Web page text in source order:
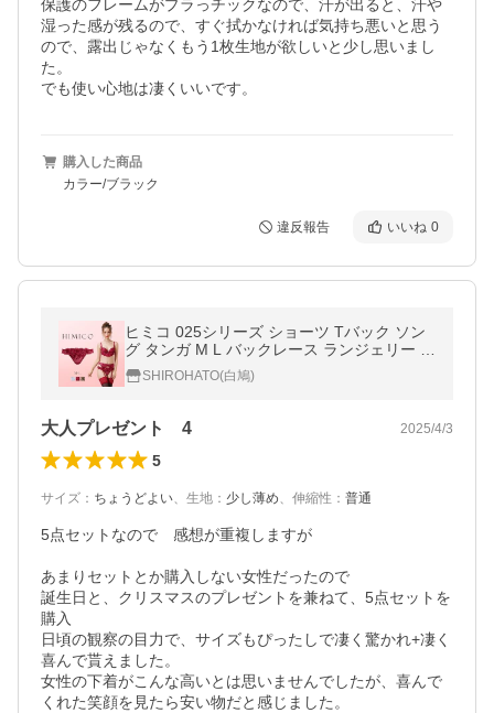
保護のフレームがプラっチックなので、汗が出ると、汗や
湿った感が残るので、すぐ拭かなければ気持ち悪いと思う
ので、露出じゃなくもう1枚生地が欲しいと少し思いまし
た。
でも使い心地は凄くいいです。
購入した商品
カラー/ブラック
違反報告 いいね 0
ヒミコ 025シリーズ ショーツ Tバック ソン
グ タンガ M L バックレース ランジェリー HI
MICOSHIROHATO(白鳩)
大人プレゼント 4 2025/4/3
5
サイズ ： ちょうどよい、 生地 ： 少し薄め、 伸縮性 ： 普通
5点セットなので　感想が重複しますが
あまりセットとか購入しない女性だったので
誕生日と、クリスマスのプレゼントを兼ねて、5点セットを
購入
日頃の観察の目力で、サイズもぴったしで凄く驚かれ+凄く
喜んで貰えました。
女性の下着がこんな高いとは思いませんでしたが、喜んで
くれた笑顔を見たら安い物だと感じました。